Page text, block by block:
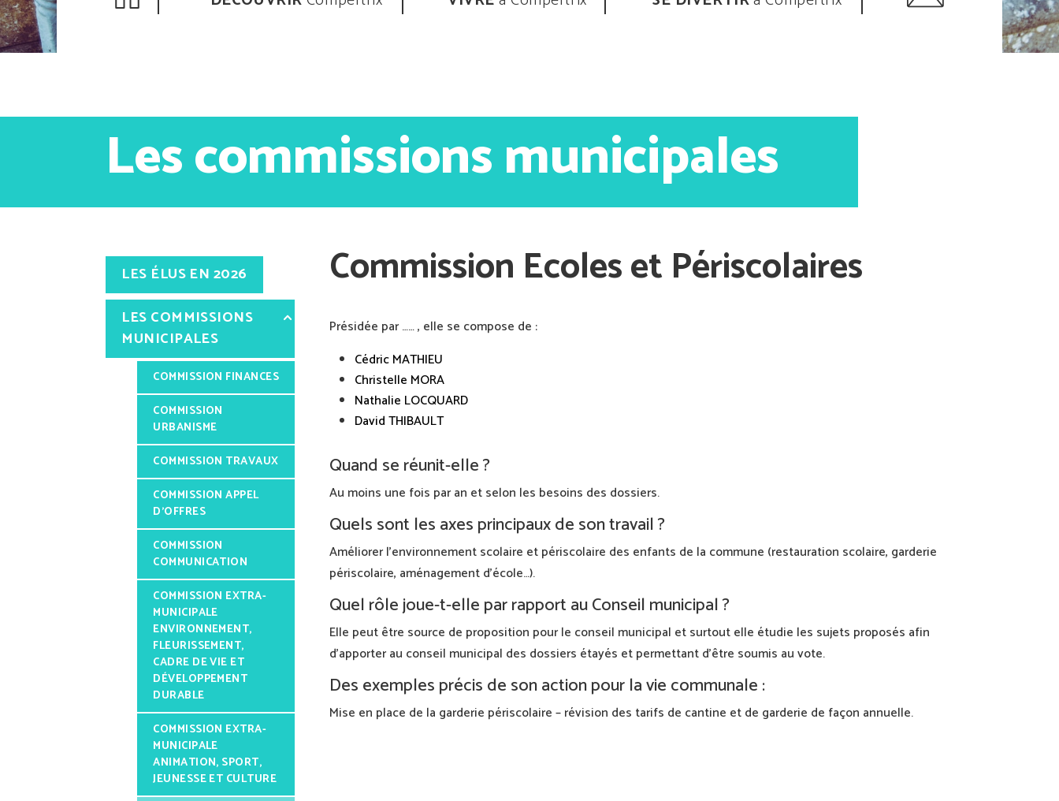
Les commissions municipales
LES ÉLUS EN 2026
LES COMMISSIONS
MUNICIPALES
COMMISSION FINANCES
COMMISSION
URBANISME
COMMISSION TRAVAUX
COMMISSION APPEL
D’OFFRES
COMMISSION
COMMUNICATION
COMMISSION EXTRA-
MUNICIPALE
ENVIRONNEMENT,
FLEURISSEMENT,
CADRE DE VIE ET
DÉVELOPPEMENT
DURABLE
COMMISSION EXTRA-
MUNICIPALE
ANIMATION, SPORT,
JEUNESSE ET CULTURE
Commission Ecoles et Périscolaires
Présidée par …… , elle se compose de :
Cédric MATHIEU
Christelle MORA
Nathalie LOCQUARD
David THIBAULT
Quand se réunit-elle ?
Au moins une fois par an et selon les besoins des dossiers.
Quels sont les axes principaux de son travail ?
Améliorer l’environnement scolaire et périscolaire des enfants de la commune (restauration scolaire, garderie
périscolaire, aménagement d’école…).
Quel rôle joue-t-elle par rapport au Conseil municipal ?
Elle peut être source de proposition pour le conseil municipal et surtout elle étudie les sujets proposés afin
d’apporter au conseil municipal des dossiers étayés et permettant d’être soumis au vote.
Des exemples précis de son action pour la vie communale :
Mise en place de la garderie périscolaire – révision des tarifs de cantine et de garderie de façon annuelle.